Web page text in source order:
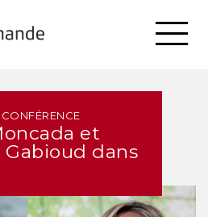
et
dans